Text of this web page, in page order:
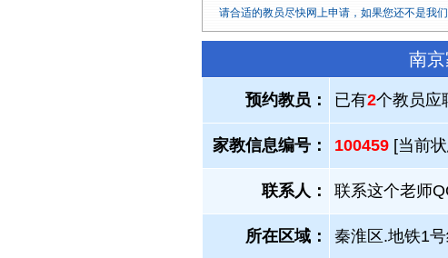
请合适的教员尽快网上申请，如果您还不是我
南京
预约教员： 已有2个教员应
家教信息编号： 100459 [当前状
联系人： 联系这个老师
所在区域： 秦淮区.地铁1